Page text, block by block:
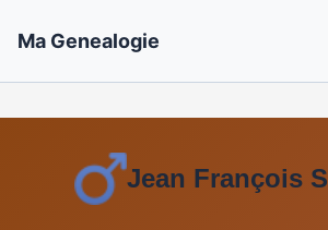
Ma Genealogie
Jean François